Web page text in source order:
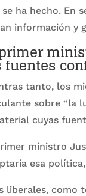
se ha hecho. En
información y
fuentes
tanto, los
sobre “la
cuyas
ministro
esa
liberales, como